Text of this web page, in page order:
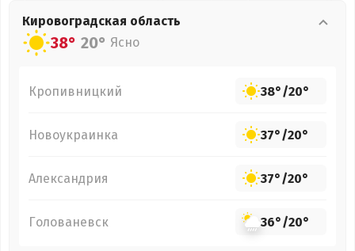
Кировоградская область
38° 20° Ясно
Кропивницкий 38°/20°
Новоукраинка 37°/20°
Александрия 37°/20°
Голованевск 36°/20°